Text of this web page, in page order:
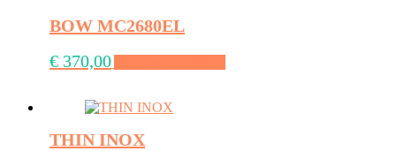
BOW MC2680EL
€ 370,00
THIN INOX